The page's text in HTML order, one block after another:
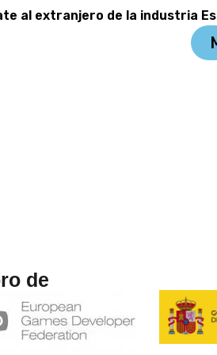
al extranjero de la industria
de